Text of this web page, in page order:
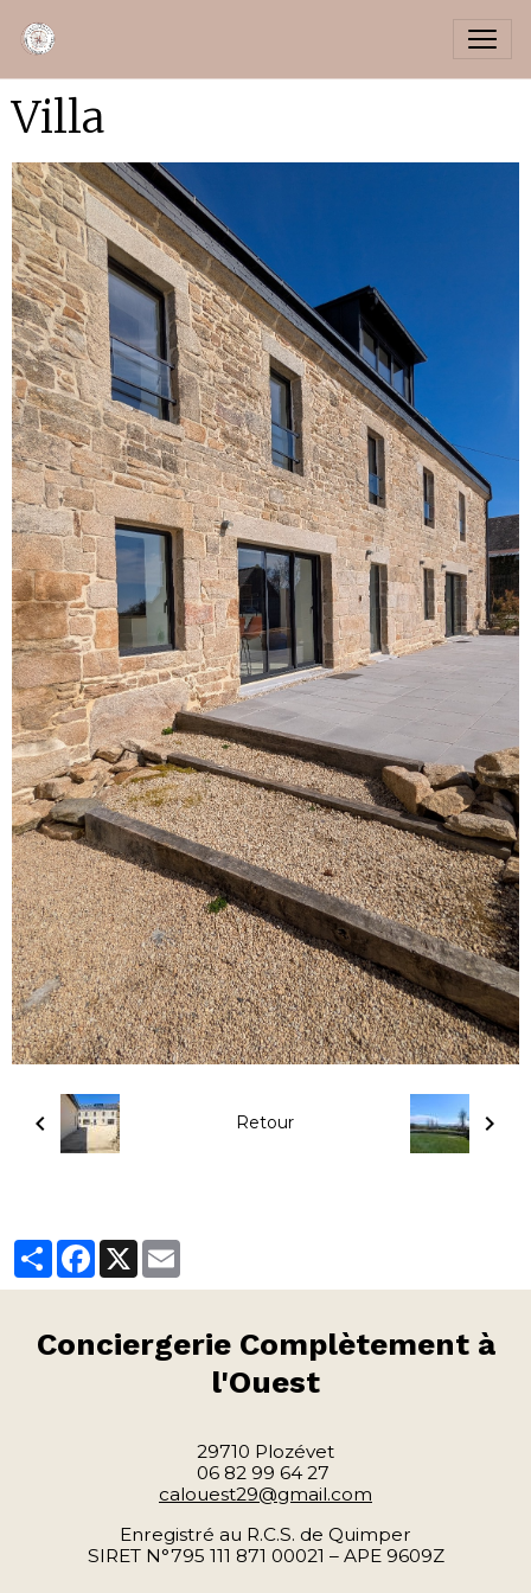
Villa
Retour
PartagerFacebook
X
Conciergerie Complètement à
l'Ouest
29710 Plozévet
06 82 99 64 27
calouest29@gmail.com
Enregistré au R.C.S. de Quimper
SIRET N°795 111 871 00021 – APE 9609Z